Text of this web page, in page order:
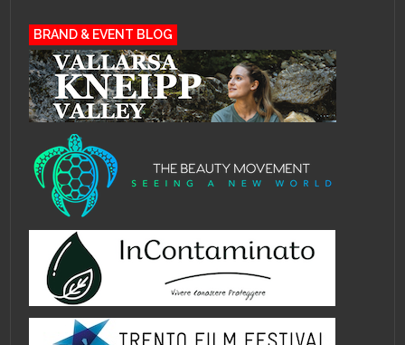
BRAND & EVENT BLOG